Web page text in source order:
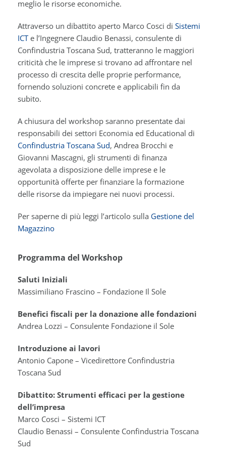
meglio le risorse economiche.
Attraverso un dibattito aperto Marco Cosci diSistemi
ICTe l’Ingegnere Claudio Benassi, consulente di
Confindustria Toscana Sud, tratteranno le maggiori
criticità che le imprese si trovano ad affrontare nel
processo di crescita delle proprie performance,
fornendo soluzioni concrete e applicabili fin da
subito.
A chiusura del workshop saranno presentate dai
responsabili dei settori Economia ed Educational di
Confindustria Toscana Sud, Andrea Brocchi e
Giovanni Mascagni, gli strumenti di finanza
agevolata a disposizione delle imprese e le
opportunità offerte per finanziare la formazione
delle risorse da impiegare nei nuovi processi.
Per saperne di più leggi l’articolo sulla Gestione del
Magazzino
Programma del Workshop
Saluti Iniziali
Massimiliano Frascino – Fondazione Il Sole
Benefici fiscali per la donazione alle fondazioni
Andrea Lozzi – Consulente Fondazione il Sole
Introduzione ai lavori
Antonio Capone – Vicedirettore Confindustria
Toscana Sud
Dibattito: Strumenti efficaci per la gestione
dell’impresa
Marco Cosci – Sistemi ICT
Claudio Benassi – Consulente Confindustria Toscana
Sud